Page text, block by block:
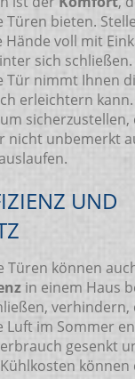
bieten.
Hände voll mit
sich schließen.
Tür nimmt Ihnen
erleichtern
sicherzustellen,
nicht unbemerkt
UND
Türen können
in einem Haus
verhindern,
Luft im Sommer
gesenkt